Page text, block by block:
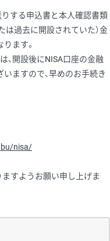
りする申込書と本人確認書類
は過去に開設されていた）金
ます。
、開設後にNISA口座の金融
ますので、早めのお手続き
nisa/
すようお願い申し上げま